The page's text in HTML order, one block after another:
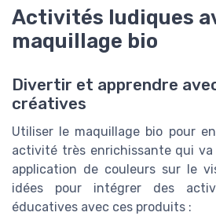
Activités ludiques
maquillage bio
Divertir et apprendre
créatives
Utiliser le maquillage bio pour
activité très enrichissante qui
application de couleurs sur le
idées pour intégrer des
éducatives avec ces produits :